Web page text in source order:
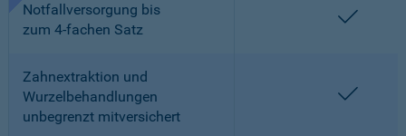
Notfallversorgung bis
zum 4-fachen Satz
Zahnextraktion und
Wurzelbehandlungen
unbegrenzt mitversichert